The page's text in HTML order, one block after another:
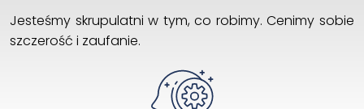
Jesteśmy skrupulatni w tym, co robimy. Cenimy sobie
szczerość i zaufanie.